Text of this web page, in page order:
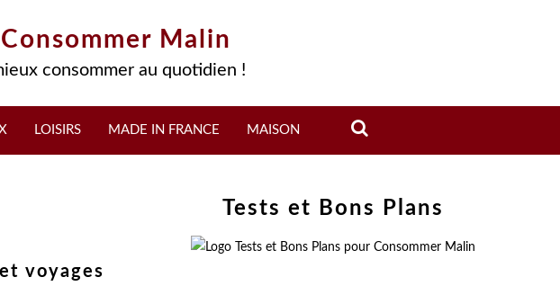
Malin
consommer au quotidien !
LOISIRS MADE IN FRANCE MAISON
voyages
Tests et Bons Plans